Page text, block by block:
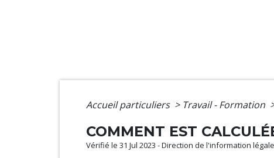
Accueil particuliers > Travail - Formation
COMMENT EST
Vérifié le 31 Jul 2023 - Direction de l'information